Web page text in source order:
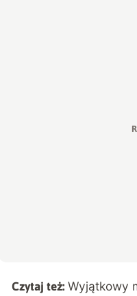
Czytaj też: Wyjątkowy